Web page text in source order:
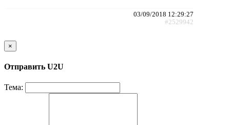
03/09/2018 12:29:27
#2529942
×
Отправить U2U
Тема: